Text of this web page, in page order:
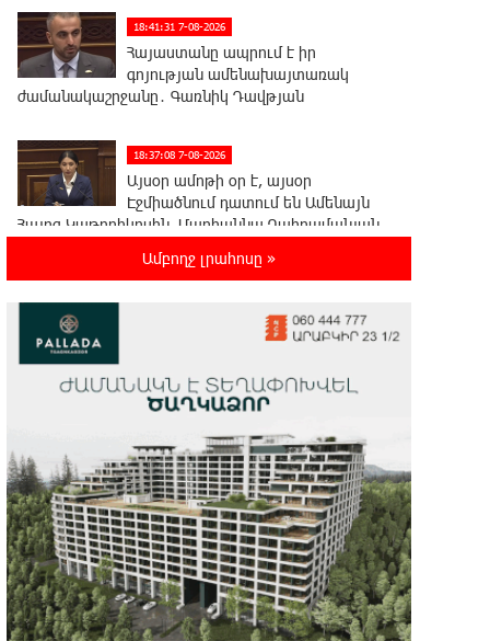
18:41:31 7-08-2026
Հայաստանը ապրում է իր
գոյության ամենախայտառակ
ժամանակաշրջանը․ Գառնիկ Դավթյան
18:37:08 7-08-2026
Այսօր ամոթի օր է, այսօր
Էջմիածնում դատում են Ամենայն
Հայոց Կաթողիկոսին. Մարիաննա Ղահրամանյան
18:32:23 7-08-2026
օրենսդրական նախաձեռնության
վերաբերյալ հիմանվորումներ․ Շիրազ Մանուկյան
18:26:59 7-08-2026
Վեհափառ Հայրապետի շուրջ
խայտառակ զարգացումների,
Գյուղացիներին վերաբերող առաջնային հարցերի
մասին՝ գյուղտեխնիկայից մինչև անվճար
երթուղի. Անդրանիկ Գևորգյան
18:25:05 7-08-2026
Թուրքական ապրանքանիշը
դադարեցնում է գործունեությունը
Ամբողջ լրահոսը »